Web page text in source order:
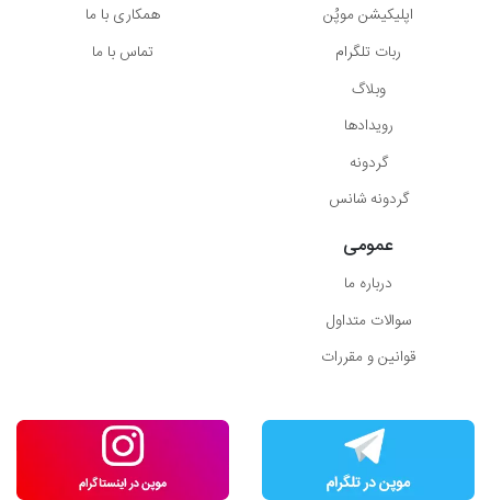
اپلیکیشن موپُن
ربات تلگرام
وبلاگ
رویدادها
گردونه
گردونه شانس
همکاری با ما
تماس با ما
عمومی
درباره ما
سوالات متداول
قوانین و مقررات